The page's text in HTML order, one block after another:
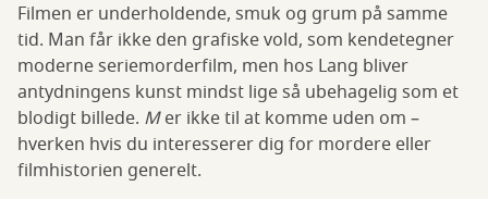
Filmen er underholdende, smuk og grum på samme
tid. Man får ikke den grafiske vold, som kendetegner
moderne seriemorderfilm, men hos Lang bliver
antydningens kunst mindst lige så ubehagelig som et
blodigt billede. Mer ikke til at komme uden om –
hverken hvis du interesserer dig for mordere eller
filmhistorien generelt.